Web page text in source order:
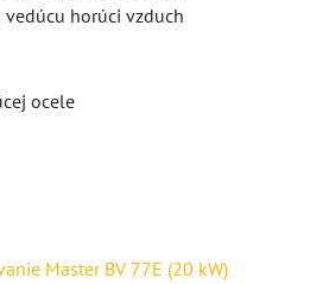
vedúcu horúci vzduch
ocele
Master BV 77E (20 kW)